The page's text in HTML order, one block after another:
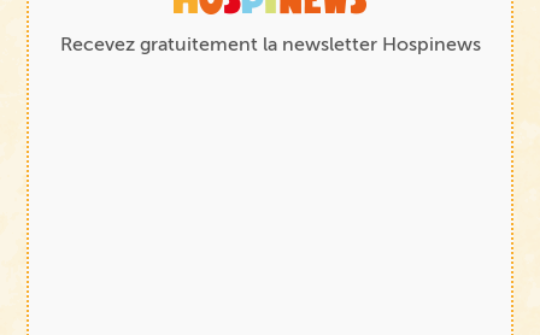
Recevez gratuitement la newsletter Hospinews